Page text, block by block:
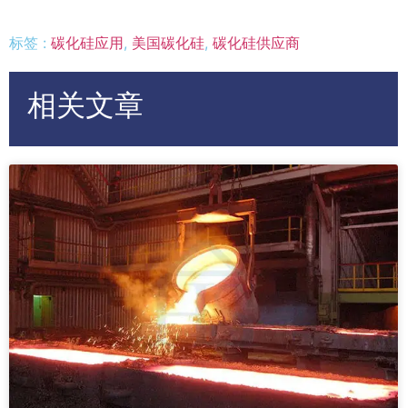
标签 : 碳化硅应用, 美国碳化硅, 碳化硅供应商
相关文章